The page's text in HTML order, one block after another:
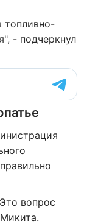
топливно-
- подчеркнул
вопрос